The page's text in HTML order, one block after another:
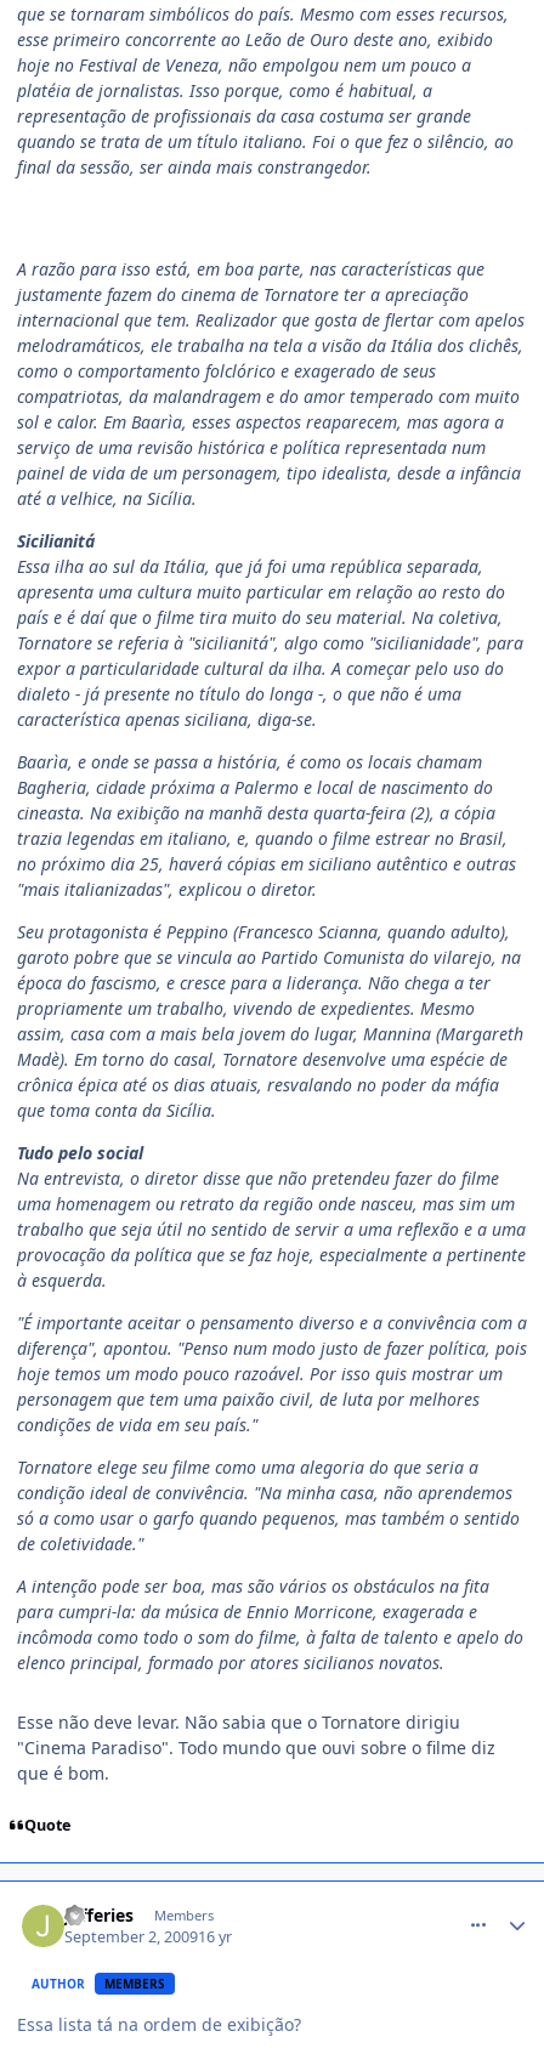
que se tornaram simbólicos do país. Mesmo com esses recursos,
esse primeiro concorrente ao Leão de Ouro deste ano, exibido
hoje no Festival de Veneza, não empolgou nem um pouco a
platéia de jornalistas. Isso porque, como é habitual, a
representação de profissionais da casa costuma ser grande
quando se trata de um título italiano. Foi o que fez o silêncio, ao
final da sessão, ser ainda mais constrangedor.
A razão para isso está, em boa parte, nas características que
justamente fazem do cinema de Tornatore ter a apreciação
internacional que tem. Realizador que gosta de flertar com apelos
melodramáticos, ele trabalha na tela a visão da Itália dos clichês,
como o comportamento folclórico e exagerado de seus
compatriotas, da malandragem e do amor temperado com muito
sol e calor. Em Baarìa, esses aspectos reaparecem, mas agora a
serviço de uma revisão histórica e política representada num
painel de vida de um personagem, tipo idealista, desde a infância
até a velhice, na Sicília.
Sicilianitá
Essa ilha ao sul da Itália, que já foi uma república separada,
apresenta uma cultura muito particular em relação ao resto do
país e é daí que o filme tira muito do seu material. Na coletiva,
Tornatore se referia à "sicilianitá", algo como "sicilianidade", para
expor a particularidade cultural da ilha. A começar pelo uso do
dialeto - já presente no título do longa -, o que não é uma
característica apenas siciliana, diga-se.
Baarìa, e onde se passa a história, é como os locais chamam
Bagheria, cidade próxima a Palermo e local de nascimento do
cineasta. Na exibição na manhã desta quarta-feira (2), a cópia
trazia legendas em italiano, e, quando o filme estrear no Brasil,
no próximo dia 25, haverá cópias em siciliano autêntico e outras
"mais italianizadas", explicou o diretor.
Seu protagonista é Peppino (Francesco Scianna, quando adulto),
garoto pobre que se vincula ao Partido Comunista do vilarejo, na
época do fascismo, e cresce para a liderança. Não chega a ter
propriamente um trabalho, vivendo de expedientes. Mesmo
assim, casa com a mais bela jovem do lugar, Mannina (Margareth
Madè). Em torno do casal, Tornatore desenvolve uma espécie de
crônica épica até os dias atuais, resvalando no poder da máfia
que toma conta da Sicília.
Tudo pelo social
Na entrevista, o diretor disse que não pretendeu fazer do filme
uma homenagem ou retrato da região onde nasceu, mas sim um
trabalho que seja útil no sentido de servir a uma reflexão e a uma
provocação da política que se faz hoje, especialmente a pertinente
à esquerda.
"É importante aceitar o pensamento diverso e a convivência com a
diferença", apontou. "Penso num modo justo de fazer política, pois
hoje temos um modo pouco razoável. Por isso quis mostrar um
personagem que tem uma paixão civil, de luta por melhores
condições de vida em seu país."
Tornatore elege seu filme como uma alegoria do que seria a
condição ideal de convivência. "Na minha casa, não aprendemos
só a como usar o garfo quando pequenos, mas também o sentido
de coletividade."
A intenção pode ser boa, mas são vários os obstáculos na fita
para cumpri-la: da música de Ennio Morricone, exagerada e
incômoda como todo o som do filme, à falta de talento e apelo do
elenco principal, formado por atores sicilianos novatos.
Esse não deve levar. Não sabia que o Tornatore dirigiu
"Cinema Paradiso". Todo mundo que ouvi sobre o filme diz
que é bom.
Quote
Jefferies Members
September 2, 200916 yr
AUTHOR MEMBERS
Essa lista tá na ordem de exibição?